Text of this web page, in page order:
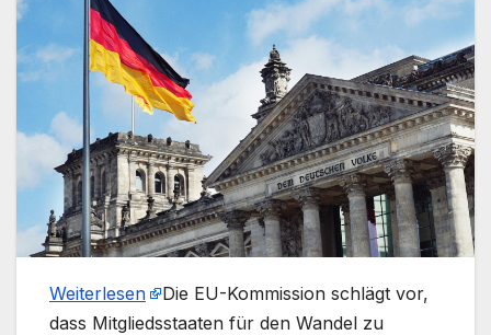
Weiterlesen
​Die EU-Kommission schlägt vor,
dass Mitgliedsstaaten für den Wandel zu